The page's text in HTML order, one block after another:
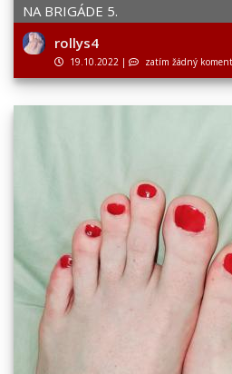
NA BRIGÁDE 5.
rollys4
19.10.2022 | zatím žádný